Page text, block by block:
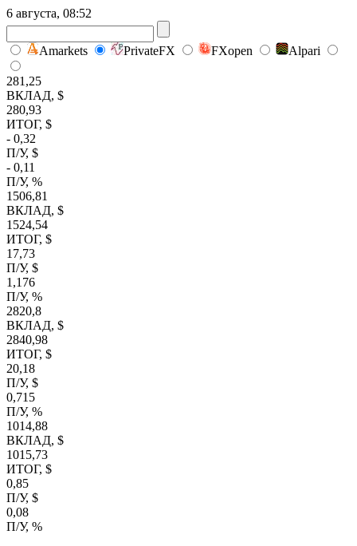
6 августа, 08:52
Amarkets PrivateFX FXopen Alpari
281,25
ВКЛАД, $
280,93
ИТОГ, $
- 0,32
П/У, $
- 0,11
П/У, %
1506,81
ВКЛАД, $
1524,54
ИТОГ, $
17,73
П/У, $
1,176
П/У, %
2820,8
ВКЛАД, $
2840,98
ИТОГ, $
20,18
П/У, $
0,715
П/У, %
1014,88
ВКЛАД, $
1015,73
ИТОГ, $
0,85
П/У, $
0,08
П/У, %